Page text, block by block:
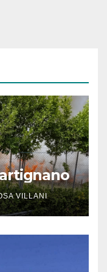
VILLANI